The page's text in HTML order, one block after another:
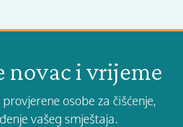
novac i vrijeme
osobe za čišćenje,
vašeg smještaja.